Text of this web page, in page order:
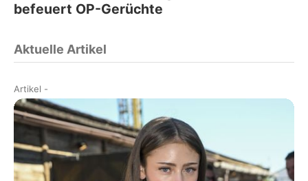
befeuert OP-Gerüchte
Aktuelle Artikel
Artikel -